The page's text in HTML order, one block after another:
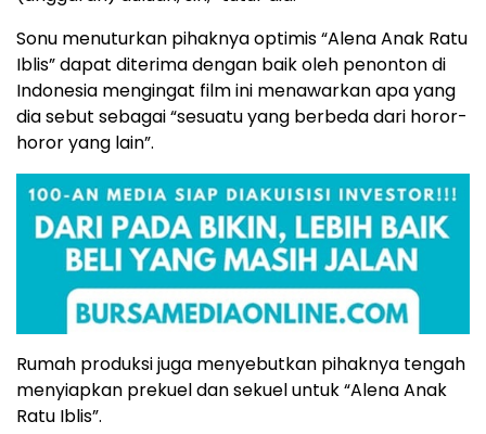
Sonu menuturkan pihaknya optimis “Alena Anak Ratu
Iblis” dapat diterima dengan baik oleh penonton di
Indonesia mengingat film ini menawarkan apa yang
dia sebut sebagai “sesuatu yang berbeda dari horor-
horor yang lain”.
Rumah produksi juga menyebutkan pihaknya tengah
menyiapkan prekuel dan sekuel untuk “Alena Anak
Ratu Iblis”.